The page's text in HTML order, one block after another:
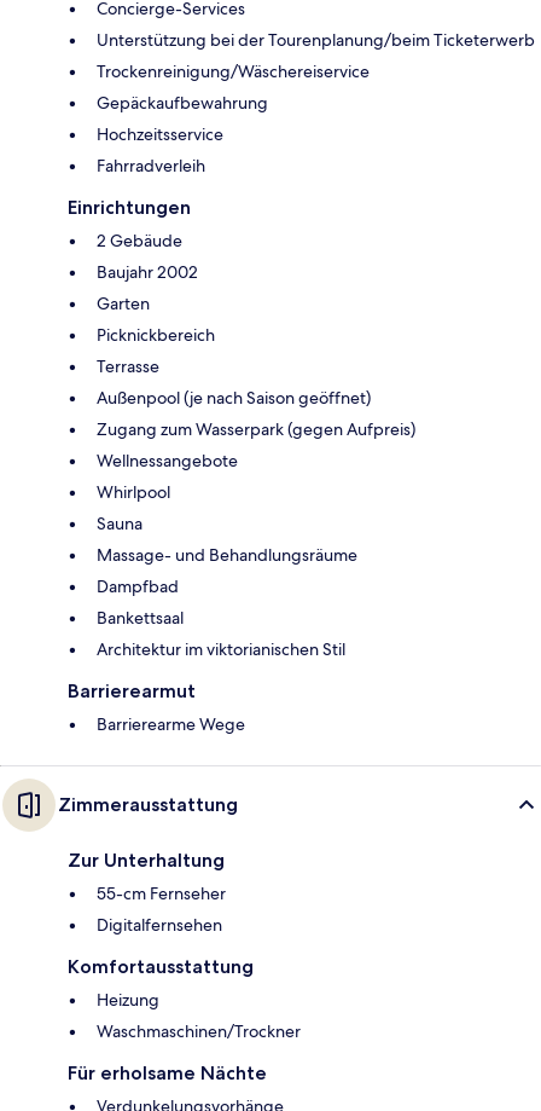
Concierge-Services
Unterstützung bei der Tourenplanung/beim Ticketerwerb
Trockenreinigung/Wäschereiservice
Gepäckaufbewahrung
Hochzeitsservice
Fahrradverleih
Einrichtungen
2 Gebäude
Baujahr 2002
Garten
Picknickbereich
Terrasse
Außenpool (je nach Saison geöffnet)
Zugang zum Wasserpark (gegen Aufpreis)
Wellnessangebote
Whirlpool
Sauna
Massage- und Behandlungsräume
Dampfbad
Bankettsaal
Architektur im viktorianischen Stil
Barrierearmut
Barrierearme Wege
Zimmerausstattung
Zur Unterhaltung
55-cm Fernseher
Digitalfernsehen
Komfortausstattung
Heizung
Waschmaschinen/Trockner
Für erholsame Nächte
Verdunkelungsvorhänge